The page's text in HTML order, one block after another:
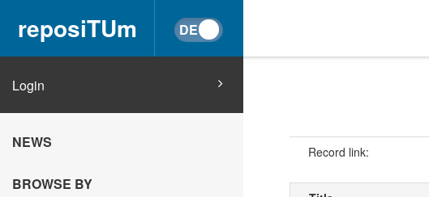
reposiTUm
Login
NEWS
BROWSE BY
Record link: